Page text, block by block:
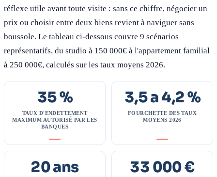
réflexe utile avant toute visite : sans ce chiffre, négocier un
prix ou choisir entre deux biens revient à naviguer sans
boussole. Le tableau ci-dessous couvre 9 scénarios
représentatifs, du studio à 150 000€ à l'appartement familial
à 250 000€, calculés sur les taux moyens 2026.
35 %
TAUX D'ENDETTEMENT
MAXIMUM AUTORISÉ PAR LES
BANQUES
3,5 a 4,2 %
FOURCHETTE DES TAUX
MOYENS 2026
20 ans 33 000 €